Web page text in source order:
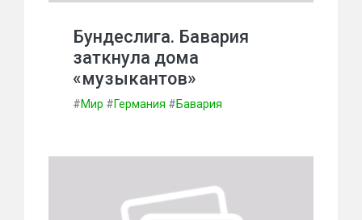
Бундеслига. Бавария
заткнула дома
«музыкантов»
#Мир #Германия #Бавария